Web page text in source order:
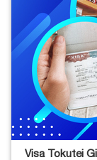
Visa Tokutei